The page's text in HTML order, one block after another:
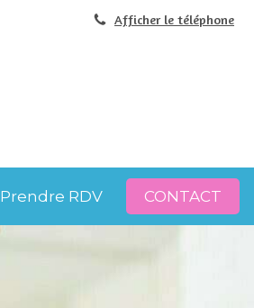
Afficher le téléphone
Prendre RDV CONTACT